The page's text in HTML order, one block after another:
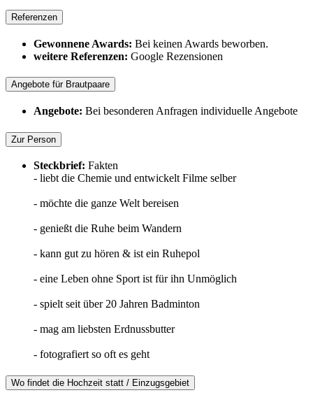
Referenzen
Gewonnene Awards: Bei keinen Awards beworben.
weitere Referenzen: Google Rezensionen
Angebote für Brautpaare
Angebote: Bei besonderen Anfragen individuelle Angebote
Zur Person
Steckbrief: Fakten
- liebt die Chemie und entwickelt Filme selber
- möchte die ganze Welt bereisen
- genießt die Ruhe beim Wandern
- kann gut zu hören & ist ein Ruhepol
- eine Leben ohne Sport ist für ihn Unmöglich
- spielt seit über 20 Jahren Badminton
- mag am liebsten Erdnussbutter
- fotografiert so oft es geht
Wo findet die Hochzeit statt / Einzugsgebiet